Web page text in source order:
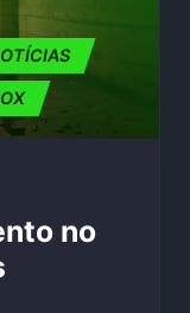
no